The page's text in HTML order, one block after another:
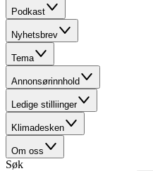
Podkast
Nyhetsbrev
Tema
Annonsørinnhold
Ledige stilliinger
Klimadesken
Om oss
Søk